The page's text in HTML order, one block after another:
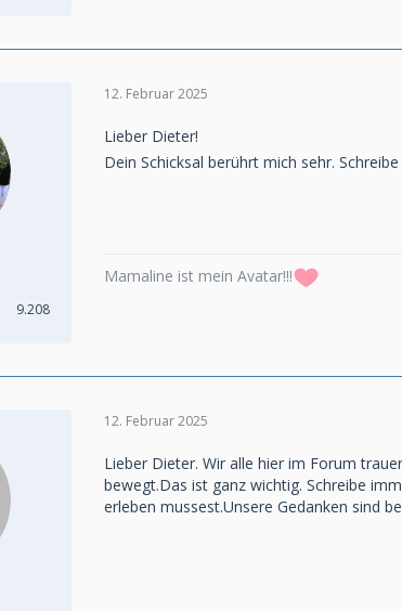
9.208
12. Februar 2025
Lieber Dieter!
Dein Schicksal berührt mich sehr.
Mamaline ist mein Avatar!!!
12. Februar 2025
Lieber Dieter. Wir alle hier im Forum
bewegt.Das ist ganz wichtig. Schreibe
erleben mussest.Unsere Gedanken sind